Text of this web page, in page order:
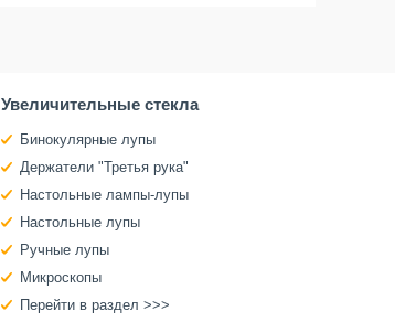
Увеличительные стекла
Бинокулярные лупы
Держатели "Третья рука"
Настольные лампы-лупы
Настольные лупы
Ручные лупы
Микроскопы
Перейти в раздел >>>